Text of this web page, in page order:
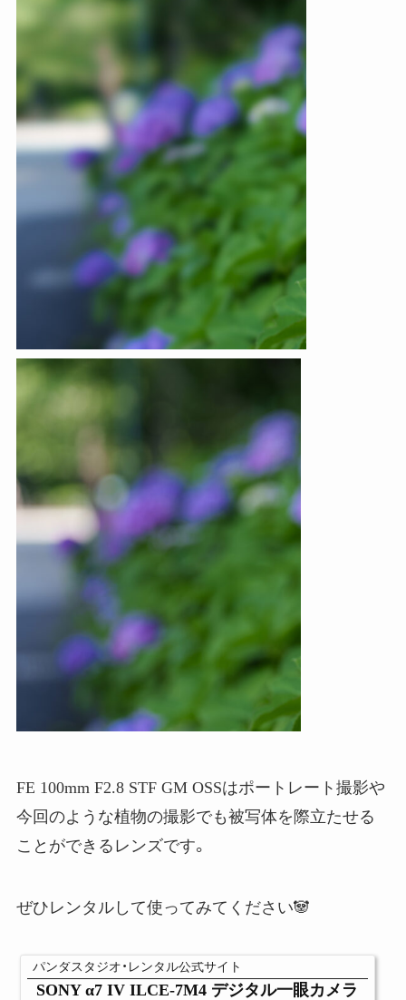
FE 100mm F2.8 STF GM OSSはポートレート撮影や
今回のような植物の撮影でも被写体を際立たせる
ことができるレンズです。
ぜひレンタルして使ってみてください🐼
パンダスタジオ・レンタル公式サイト
SONY α7 IV ILCE-7M4 デジタル一眼カメラ